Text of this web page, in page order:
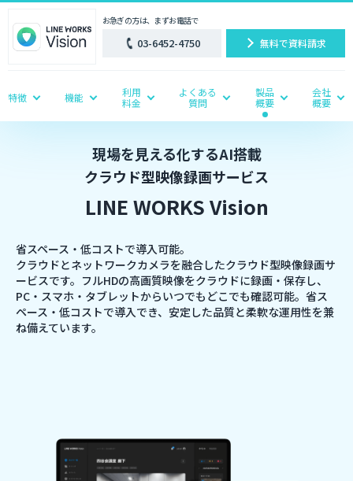
特徴 機能
利用
料金
よくある
質問
製品
概要
会社
概要
お急ぎの方は、まずお電話で
03-6452-4750 無料で資料請求
現場を見える化するAI搭載
クラウド型映像録画サービス
LINE WORKS Vision
省スペース・低コストで導入可能。
クラウドとネットワークカメラを融合したクラウド型映像録画サ
ービスです。フルHDの高画質映像をクラウドに録画・保存し、
PC・スマホ・タブレットからいつでもどこでも確認可能。省ス
ペース・低コストで導入でき、安定した品質と柔軟な運用性を兼
ね備えています。